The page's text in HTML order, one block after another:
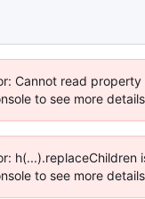
Cannot read
to see more
h(...).replaceChildren
to see more